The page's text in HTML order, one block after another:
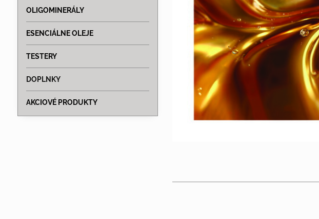
OLIGOMINERÁLY
ESENCIÁLNE OLEJE
TESTERY
DOPLNKY
AKCIOVÉ PRODUKTY